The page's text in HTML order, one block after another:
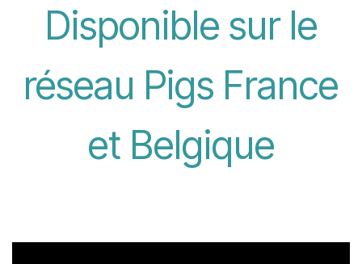
Disponible sur le
réseau Pigs France
et Belgique